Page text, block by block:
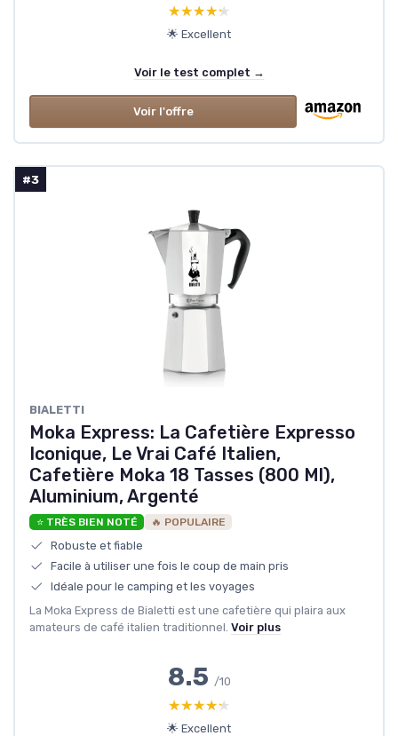
★★★★★
★★★★★
🌟 Excellent
Voir le test complet →
Voir l'offre
#3
‎BIALETTI
Moka Express: La Cafetière Expresso
Iconique, Le Vrai Café Italien,
Cafetière Moka 18 Tasses (800 Ml),
Aluminium, Argenté
⭐ TRÈS BIEN NOTÉ 🔥 POPULAIRE
Robuste et fiable
Facile à utiliser une fois le coup de main pris
Idéale pour le camping et les voyages
La Moka Express de Bialetti est une cafetière qui plaira aux
amateurs de café italien traditionnel. Voir plus
8.5 /10
★★★★★
★★★★★
🌟 Excellent